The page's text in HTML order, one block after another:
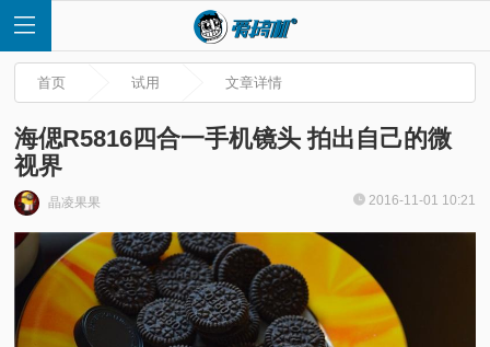
首
页
快
首页 试用 文章详情
海偲R5816四合一手机镜头 拍出自己的微
视界
晶凌果果 2016-11-01 10:21